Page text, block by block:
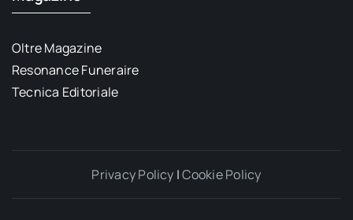
Oltre Magazine
Resonance Funeraire
Tecnica Editoriale
Privacy Policy |Cookie Policy